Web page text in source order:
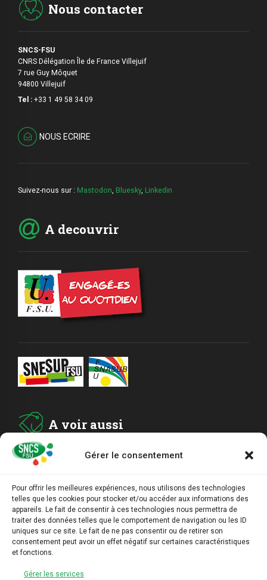
Gérer le consentement
Pour offrir les meilleures expériences, nous utilisons des technologies
telles que les cookies pour stocker et/ou accéder aux informations des
appareils. Le fait de consentir à ces technologies nous permettra de
traiter des données telles que le comportement de navigation ou les ID
uniques sur ce site. Le fait de ne pas consentir ou de retirer son
consentement peut avoir un effet négatif sur certaines caractéristiques
et fonctions.
Gérer les services
Nous contacter
SNCS-FSU
CNRS Délégation Île de France Villejuif
7 rue Guy Môquet
94800 Villejuif
Tel : +33 1 49 58 34 09
NOUS ECRIRE
Suivez-nous sur : Mastodon Bluesky, Linkedin
A decouvrir
A voir aussi
ADHESION
ARCHIVES
AGENDA